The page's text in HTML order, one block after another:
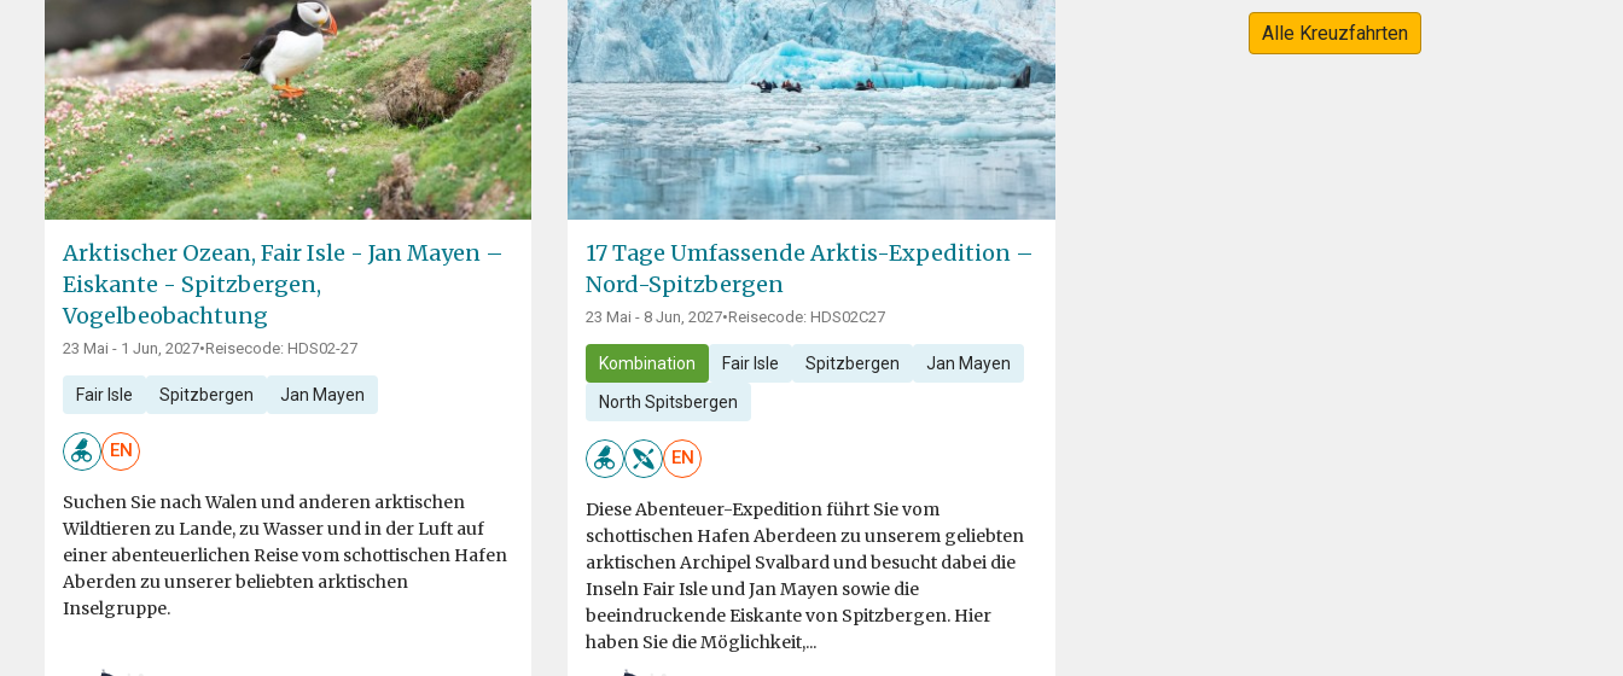
Arktischer Ozean, Fair Isle - Jan Mayen –
Eiskante - Spitzbergen,
Vogelbeobachtung
23 Mai - 1 Jun, 2027•Reisecode: HDS02-27
Fair Isle Spitzbergen Jan Mayen
EN
Suchen Sie nach Walen und anderen arktischen
Wildtieren zu Lande, zu Wasser und in der Luft auf
einer abenteuerlichen Reise vom schottischen Hafen
Aberden zu unserer beliebten arktischen
Inselgruppe.
17 Tage Umfassende Arktis-Expedition –
Nord-Spitzbergen
23 Mai - 8 Jun, 2027•Reisecode: HDS02C27
Kombination Fair Isle Spitzbergen Jan Mayen
North Spitsbergen
EN
Diese Abenteuer-Expedition führt Sie vom
schottischen Hafen Aberdeen zu unserem geliebten
arktischen Archipel Svalbard und besucht dabei die
Inseln Fair Isle und Jan Mayen sowie die
beeindruckende Eiskante von Spitzbergen. Hier
haben Sie die Möglichkeit,...
Alle Kreuzfahrten